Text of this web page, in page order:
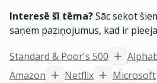
Interesē šī tēma?Sāc sekot
saņem paziņojumus, kad ir
Standard & Poor's 500
Amazon
Netflix Microsoft